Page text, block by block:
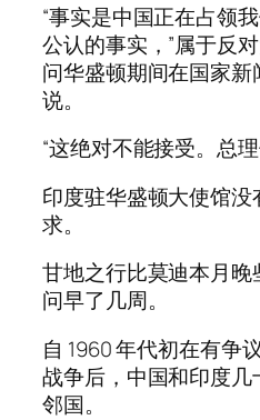
“事实是中国正在占领
公认的事实，”属于反
问华盛顿期间在国家
说。
“这绝对不能接受。总
印度驻华盛顿大使馆
求。
甘地之行比莫迪本月
问早了几周。
自 1960 年代初在有争
战争后，中国和印度
邻国。